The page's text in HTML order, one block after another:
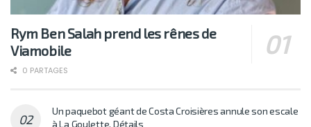
Rym Ben Salah prend les rênes de
Viamobile
0 PARTAGES
Un paquebot géant de Costa Croisières annule son escale
à La Goulette. Détails